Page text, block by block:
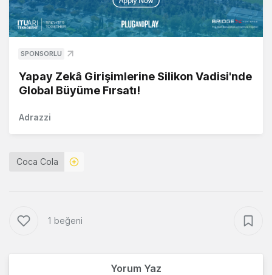
SPONSORLU
Yapay Zekâ Girişimlerine Silikon Vadisi'nde
Global Büyüme Fırsatı!
Adrazzi
Coca Cola
1 beğeni
Yorum Yaz